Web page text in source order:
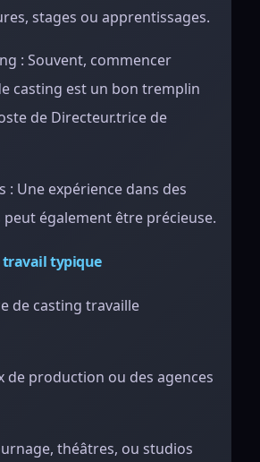
stages ou apprentissages.
: Souvent, commencer
casting est un bon tremplin
de Directeur.trice de
: Une expérience dans des
également être précieuse.
travail typique
de casting travaille
de production ou des agences
théâtres, ou studios